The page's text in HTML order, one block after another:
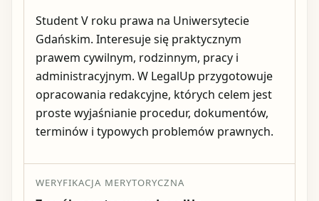
Student V roku prawa na Uniwersytecie
Gdańskim. Interesuje się praktycznym
prawem cywilnym, rodzinnym, pracy i
administracyjnym. W LegalUp przygotowuje
opracowania redakcyjne, których celem jest
proste wyjaśnianie procedur, dokumentów,
terminów i typowych problemów prawnych.
WERYFIKACJA MERYTORYCZNA